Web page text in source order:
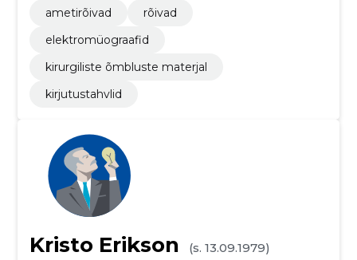
ametirõivad
rõivad
elektromüograafid
kirurgiliste õmbluste materjal
kirjutustahvlid
Kristo Erikson
(s. 13.09.1979)